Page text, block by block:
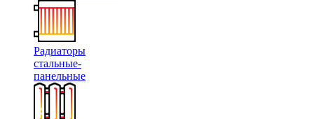
Радиаторы
стальные-
панельные